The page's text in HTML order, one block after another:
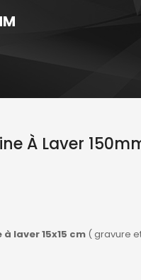
À Laver
laver 15x15 cm ( gravure